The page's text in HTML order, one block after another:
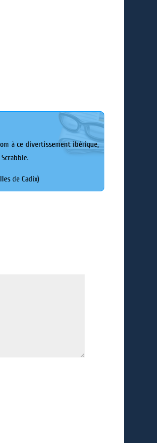
à ce divertissement ibérique,
de Cadix)